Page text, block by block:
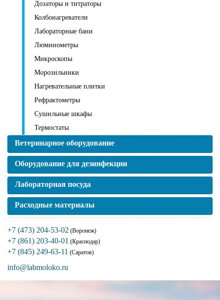
Дозаторы и титраторы
Колбонагреватели
Лабораторные бани
Люминометры
Микроскопы
Морозильники
Нагревательные плитки
Рефрактометры
Сушильные шкафы
Термостаты
Ветеринарное оборудование
Оборудование для дезинфекции
Лабораторная посуда
Расходные материалы
+7 (473) 204-53-02 (Воронеж)
+7 (861) 203-40-01 (Краснодар)
+7 (845) 249-63-11 (Саратов)
info@labmoloko.ru